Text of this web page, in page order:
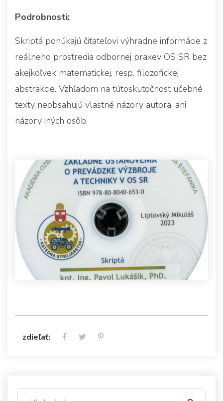
Podrobnosti:
Skriptá ponúkajú čitateľovi výhradne informácie z
reálneho prostredia odbornej praxev OS SR bez
akejkoľvek matematickej, resp. filozofickej
abstrakcie. Vzhľadom na tútoskutočnosť učebné
texty neobsahujú vlastné názory autora, ani
názory iných osôb.
zdieľať: